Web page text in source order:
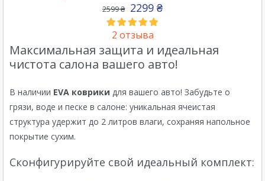
2599₴ 2299 ₴
2 отзыва
Максимальная защита и идеальная
чистота салона вашего авто!
В наличии EVA коврики для вашего авто! Забудьте о
грязи, воде и песке в салоне: уникальная ячеистая
структура удержит до 2 литров влаги, сохраняя напольное
покрытие сухим.
Сконфигурируйте свой идеальный комплект: